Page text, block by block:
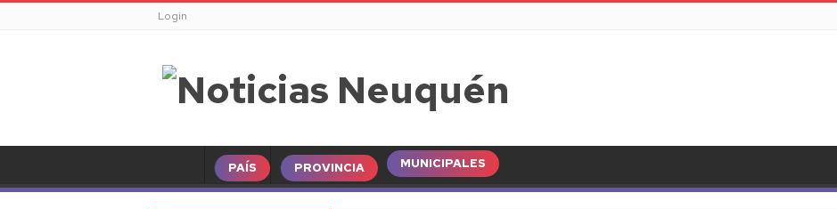
Login
PAÍS PROVINCIA MUNICIPALES